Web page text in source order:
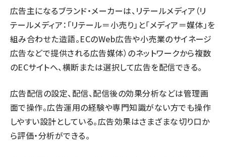
広告主になるブランド・メーカーは、リテールメディア（リ
テールメディア：「リテール＝小売り」と「メディア＝媒体」を
組み合わせた造語。ECのWeb広告や小売業のサイネージ
広告などで提供される広告媒体）のネットワークから複数
のECサイトへ、横断または選択して広告を配信できる。
広告配信の設定、配信、配信後の効果分析などは管理画
面で操作。広告運用の経験や専門知識がない方でも操作
しやすい設計としている。広告効果はさまざまな切り口か
ら評価・分析ができる。